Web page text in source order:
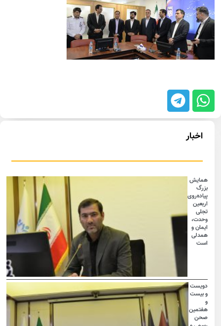
اخبار
همایش
بزرگ
پیاده‌روی
اربعین
تجلی
وحدت،
ایمان و
همدلی
است
دویست
و بیست
هفتمین
صحن